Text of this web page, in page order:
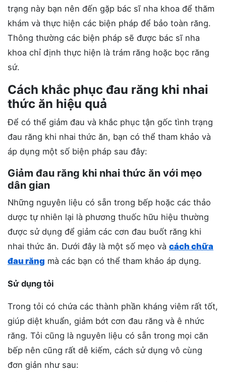
trạng này bạn nên đến gặp bác sĩ nha khoa để thăm
khám và thực hiện các biện pháp để bảo toàn răng.
Thông thường các biện pháp sẽ được bác sĩ nha
khoa chỉ định thực hiện là trám răng hoặc bọc răng
sứ.
Cách khắc phục đau răng khi nhai
thức ăn hiệu quả
Để có thể giảm đau và khắc phục tận gốc tình trạng
đau răng khi nhai thức ăn, bạn có thể tham khảo và
áp dụng một số biện pháp sau đây:
Giảm đau răng khi nhai thức ăn với mẹo
dân gian
Những nguyên liệu có sẵn trong bếp hoặc các thảo
dược tự nhiên lại là phương thuốc hữu hiệu thường
được sử dụng để giảm các cơn đau buốt răng khi
nhai thức ăn. Dưới đây là một số mẹo và cách chữa
đau răng mà các bạn có thể tham khảo áp dụng.
Sử dụng tỏi
Trong tỏi có chứa các thành phần kháng viêm rất tốt,
giúp diệt khuẩn, giảm bớt cơn đau răng và ê nhức
răng. Tỏi cũng là nguyên liệu có sẵn trong mọi căn
bếp nên cũng rất dễ kiếm, cách sử dụng vô cùng
đơn giản như sau: